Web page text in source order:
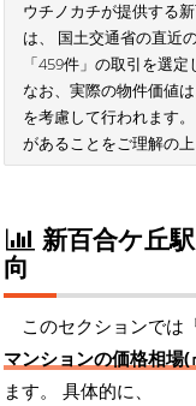
ウチノカチが提供する
は、 国土交通省の直近
「459件」の取引を選定
なお、実際の物件価値
を考慮して行われます
があることをご理解の
新百合ケ丘
向
このセクションでは
マンションの価格相場
ます。 具体的に、